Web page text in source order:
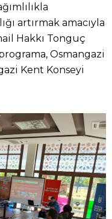
artırmak amacıyla
Hakkı Tonguç
Osmangazi
Kent Konseyi